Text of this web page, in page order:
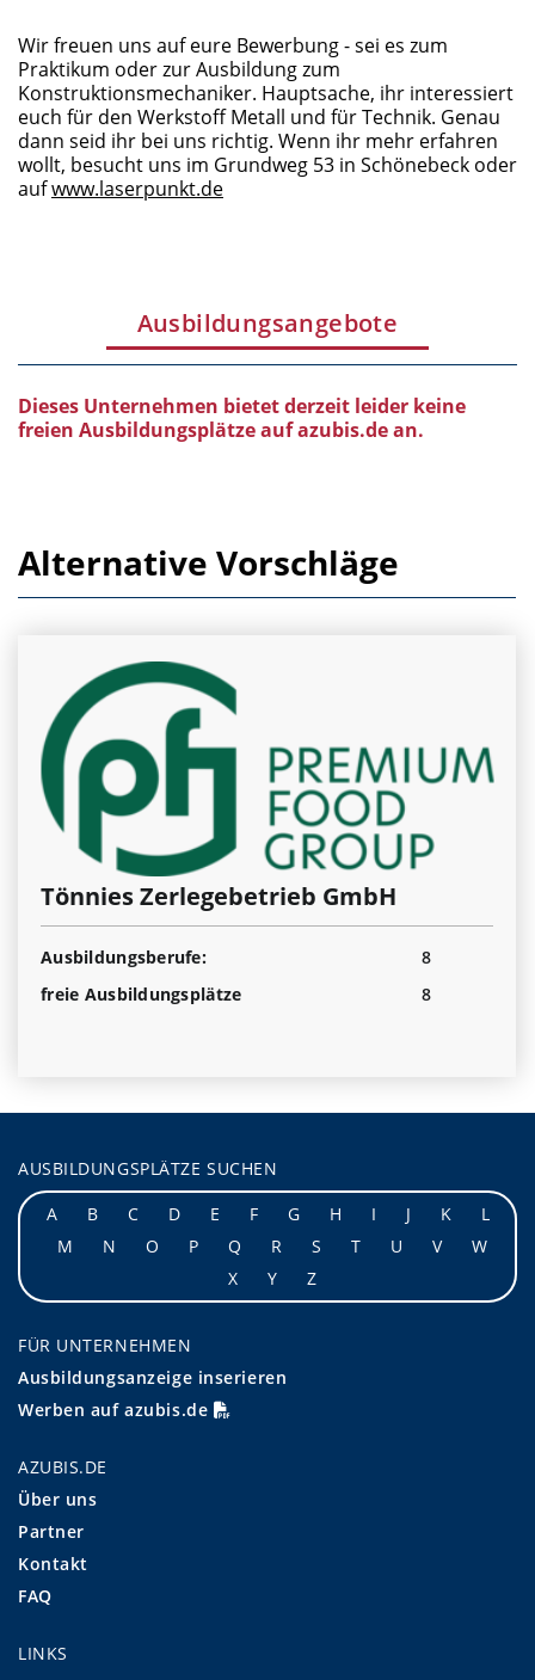
Wir freuen uns auf eure Bewerbung - sei es zum
Praktikum oder zur Ausbildung zum
Konstruktionsmechaniker. Hauptsache, ihr interessiert
euch für den Werkstoff Metall und für Technik. Genau
dann seid ihr bei uns richtig. Wenn ihr mehr erfahren
wollt, besucht uns im Grundweg 53 in Schönebeck oder
aufwww.laserpunkt.de
Ausbildungsangebote
Dieses Unternehmen bietet derzeit leider keine
freien Ausbildungsplätze auf azubis.de an.
Alternative Vorschläge
Tönnies Zerlegebetrieb GmbH
Ausbildungsberufe:
8
freie Ausbildungsplätze
8
AUSBILDUNGSPLÄTZE SUCHEN
A
B C D E F G H I J K
L
M
N O P Q R S T U V
W
X
Y Z
FÜR UNTERNEHMEN
Ausbildungsanzeige inserieren
Werben auf azubis.de
AZUBIS.DE
Über uns
Partner
Kontakt
FAQ
LINKS